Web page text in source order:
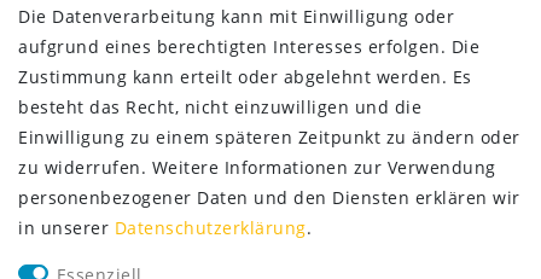
SERVICE
Die Datenverarbeitung kann mit Einwilligung oder
aufgrund eines berechtigten Interesses erfolgen. Die
Zustimmung kann erteilt oder abgelehnt werden. Es
besteht das Recht, nicht einzuwilligen und die
Einwilligung zu einem späteren Zeitpunkt zu ändern oder
zu widerrufen. Weitere Informationen zur Verwendung
personenbezogener Daten und den Diensten erklären wir
in unserer Daten­schutz­erklärung.